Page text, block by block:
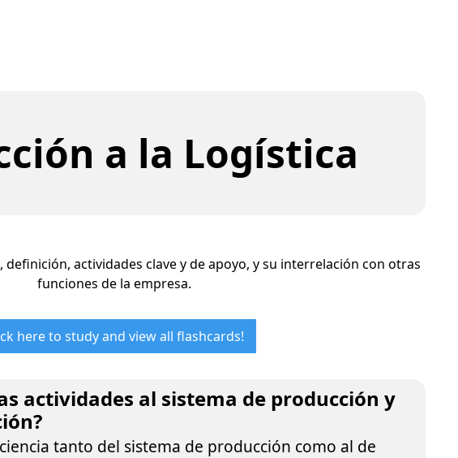
a la Logística
actividades clave y de apoyo, y su interrelación con otras
funciones de la empresa.
here to study and view all flashcards!
actividades al sistema de producción y
tanto del sistema de producción como al de